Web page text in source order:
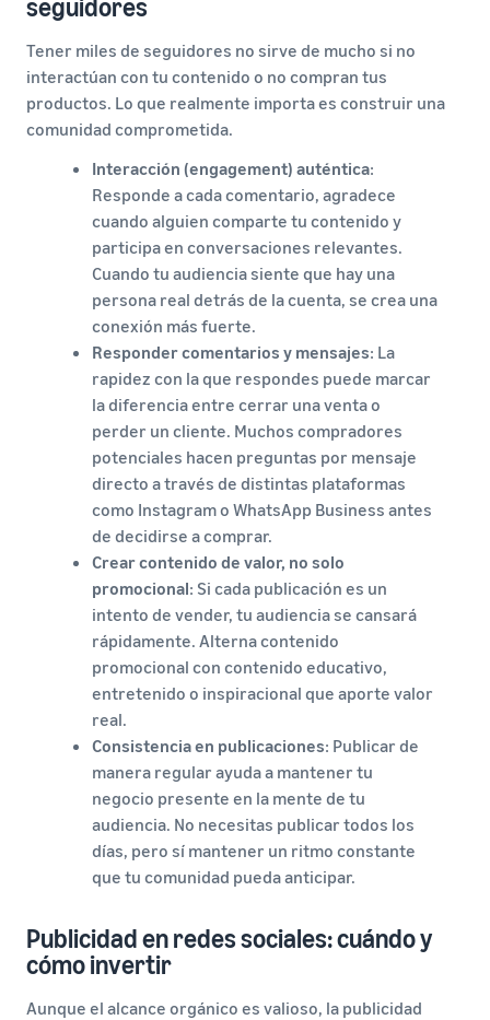
seguidores
Tener miles de seguidores no sirve de mucho si no
interactúan con tu contenido o no compran tus
productos. Lo que realmente importa es construir una
comunidad comprometida.
Interacción (engagement) auténtica:
Responde a cada comentario, agradece
cuando alguien comparte tu contenido y
participa en conversaciones relevantes.
Cuando tu audiencia siente que hay una
persona real detrás de la cuenta, se crea una
conexión más fuerte.
Responder comentarios y mensajes: La
rapidez con la que respondes puede marcar
la diferencia entre cerrar una venta o
perder un cliente. Muchos compradores
potenciales hacen preguntas por mensaje
directo a través de distintas plataformas
como Instagram o WhatsApp Business antes
de decidirse a comprar.
Crear contenido de valor, no solo
promocional: Si cada publicación es un
intento de vender, tu audiencia se cansará
rápidamente. Alterna contenido
promocional con contenido educativo,
entretenido o inspiracional que aporte valor
real.
Consistencia en publicaciones: Publicar de
manera regular ayuda a mantener tu
negocio presente en la mente de tu
audiencia. No necesitas publicar todos los
días, pero sí mantener un ritmo constante
que tu comunidad pueda anticipar.
Publicidad en redes sociales: cuándo y
cómo invertir
Aunque el alcance orgánico es valioso, la publicidad